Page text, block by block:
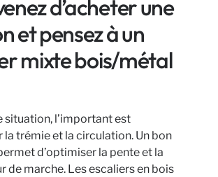
d’acheter une
et pensez à un
mixte bois/métal
situation, l’important est
la trémie et la circulation. Un bon
d’optimiser la pente et la
de marche. Les escaliers en bois